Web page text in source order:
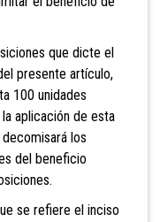
que dicte el
presente artículo,
100 unidades
aplicación de esta
los
del beneficio
se refiere el inciso